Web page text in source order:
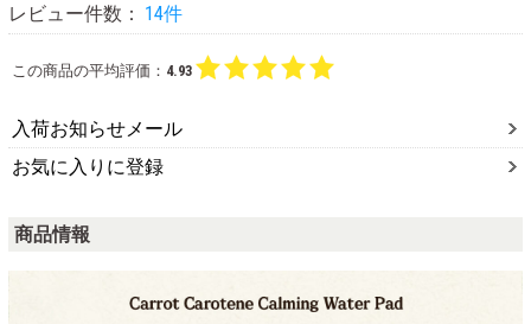
レビュー件数： 14件
この商品の平均評価： 4.93
入荷お知らせメール
お気に入りに登録
商品情報